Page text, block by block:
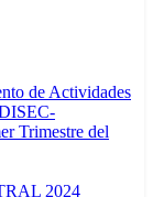
de Actividades
Trimestre del
2024